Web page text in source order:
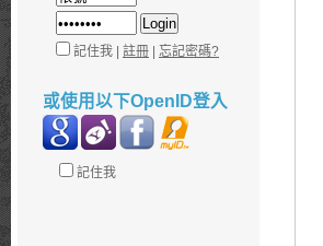
記住我 | 註冊 | 忘記密碼?
或使用以下OpenID登入
記住我